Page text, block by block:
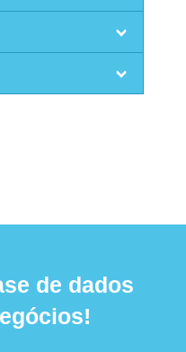
de dados